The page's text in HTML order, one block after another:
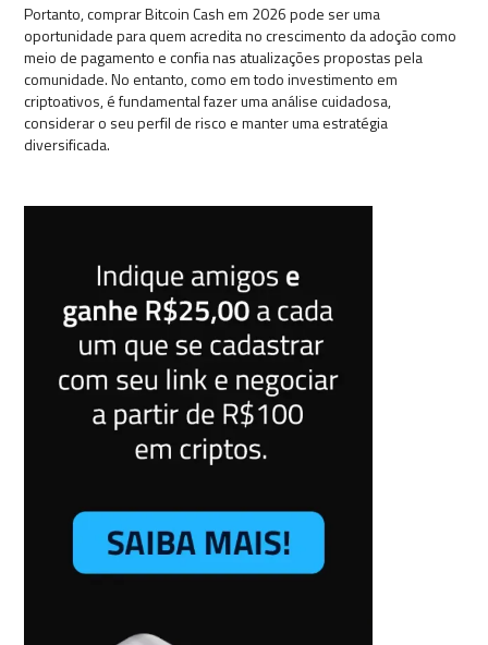
Portanto, comprar Bitcoin Cash em 2026 pode ser uma
oportunidade para quem acredita no crescimento da adoção como
meio de pagamento e confia nas atualizações propostas pela
comunidade. No entanto, como em todo investimento em
criptoativos, é fundamental fazer uma análise cuidadosa,
considerar o seu perfil de risco e manter uma estratégia
diversificada.